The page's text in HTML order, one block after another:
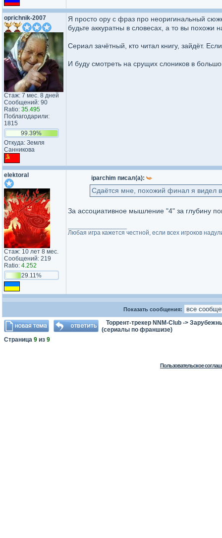
oprichnik-2007
Стаж: 7 мес. 8 дней
Сообщений: 90
Ratio: 35.495
Поблагодарили:
1815
99.39%
Откуда: Земля
Санникова
Я просто ору с фраз про неоригинальный
будьте аккуратны в словесах, а то вы похожи
Сериал зачётный, кто читал книгу, зайдёт.
И буду смотреть на срущих слоников в
elektoral
Стаж: 10 лет 8 мес.
Сообщений: 219
Ratio: 4.252
29.11%
iparchim писал(а):
Сдаётся мне, похожий финал я видел
За ассоциативное мышление "4" за глубину
Любая игра кажется честной, если всех игроков
Показать сообщения:
Торрент-трекер NNM-Club ->
(сериалы по франшизе)
Страница 9 из 9
Пользовательское